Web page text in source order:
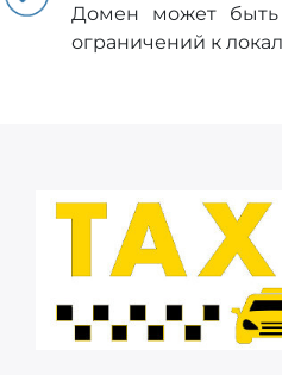
Домен может быть
ограничений к